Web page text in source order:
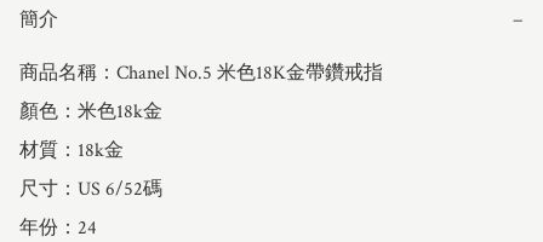
簡介 −
商品名稱：Chanel No.5 米色18K金帶鑽戒指
顏色：米色18k金
材質：18k金
尺寸：US 6/52碼
年份：24